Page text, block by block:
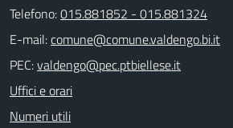
Telefono:015.881852 - 015.881324
E-mail:
PEC:
Uffici e orari
Numeri utili